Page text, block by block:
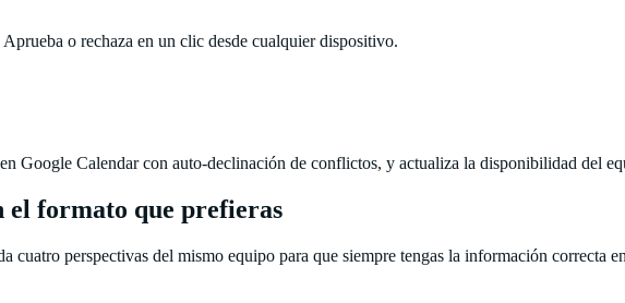
o rechaza en un clic desde cualquier dispositivo.
Google Calendar con auto-declinación de conflictos, y actualiza la disponibilidad del
el formato que prefieras
cuatro perspectivas del mismo equipo para que siempre tengas la información correcta